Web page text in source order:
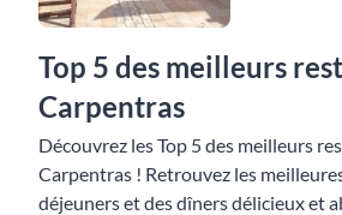
Top 5 des meilleurs
Carpentras
Découvrez les Top 5 des meilleurs
Carpentras ! Retrouvez les
déjeuners et des dîners délicieux et